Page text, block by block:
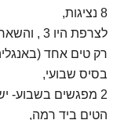
8 נציגות,
לצרפת היו 3 , והשאר הגיעו בבודדת, כמוני.
רק טים אחד
בסיס שבועי,
הטים ביד רמה,